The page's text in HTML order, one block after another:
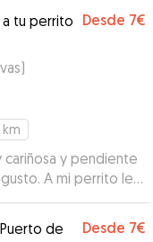
de él.Se ve que
a dejar a mi
con la
mucha
lugar a duda.
a tu perrito Desde 7€
)
km
cariñosa y pendiente
A mi perrito le
un nuevo paseo!”
de
Desde 7€